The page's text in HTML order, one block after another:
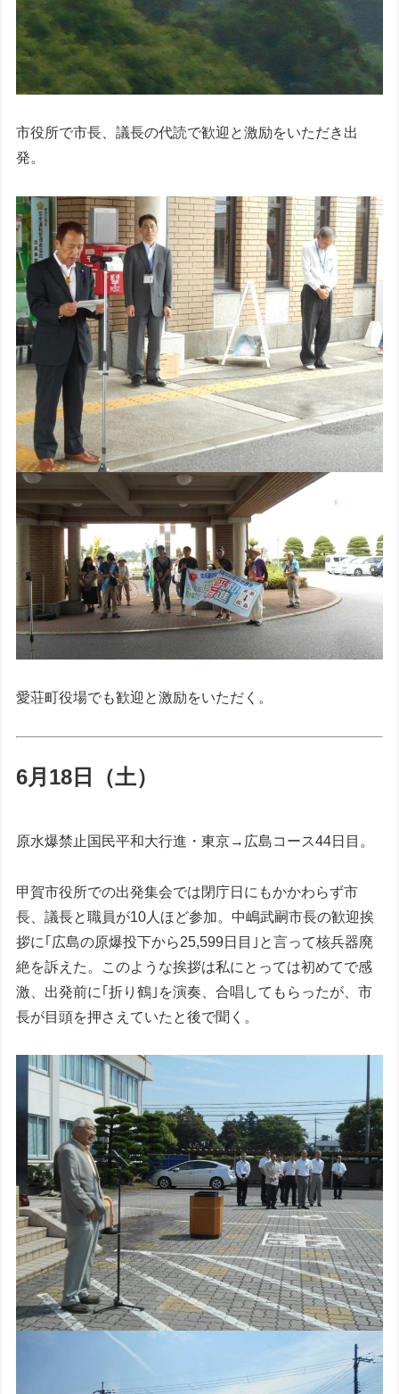
市役所で市長、議長の代読で歓迎と激励をいただき出
発。
愛荘町役場でも歓迎と激励をいただく。
6月18日（土）
原水爆禁止国民平和大行進・東京→広島コース44日目。
甲賀市役所での出発集会では閉庁日にもかかわらず市
長、議長と職員が10人ほど参加。中嶋武嗣市長の歓迎挨
拶に｢広島の原爆投下から25,599日目｣と言って核兵器廃
絶を訴えた。このような挨拶は私にとっては初めてで感
激、出発前に｢折り鶴｣を演奏、合唱してもらったが、市
長が目頭を押さえていたと後で聞く。